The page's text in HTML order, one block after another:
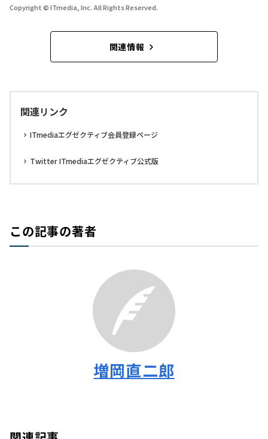
Copyright © ITmedia, Inc. All Rights Reserved.
関連情報
関連リンク
ITmediaエグゼクティブ会員登録ページ
Twitter ITmediaエグゼクティブ公式版
この記事の著者
増岡直二郎